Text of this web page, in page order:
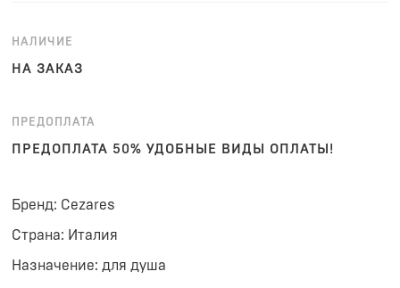
НАЛИЧИЕ
НА ЗАКАЗ
ПРЕДОПЛАТА
ПРЕДОПЛАТА 50% УДОБНЫЕ ВИДЫ ОПЛАТЫ!
Бренд: Cezares
Страна: Италия
Назначение: для душа